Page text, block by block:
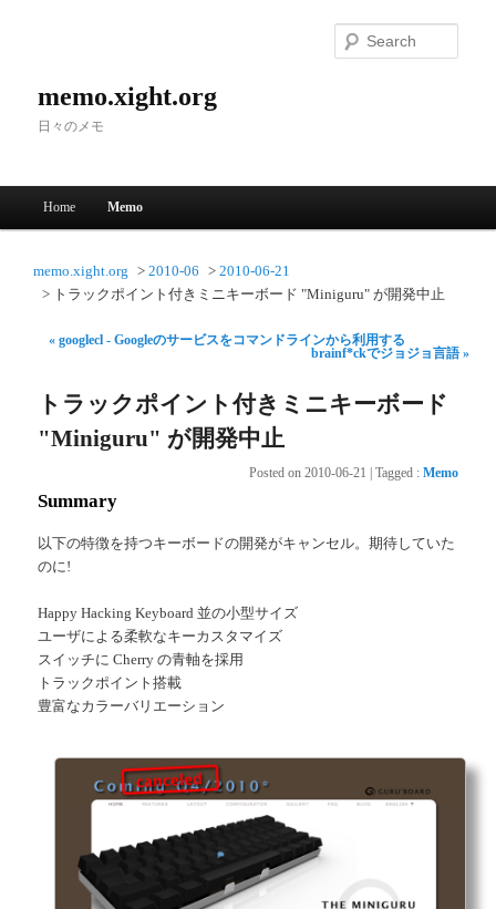
memo.xight.org
日々のメモ
Skip to primary content
Skip to secondary content
Home Memo
memo.xight.org 2010-06
2010-06-21
トラックポイント付きミニキーボード "Miniguru" が開発中止
« googlecl - Googleのサービスをコマンドラインから利用する
brainf*ckでジョジョ言語 »
トラックポイント付きミニキーボード
"Miniguru" が開発中止
Posted on 2010-06-21 Tagged : Memo
Summary
以下の特徴を持つキーボードの開発がキャンセル。期待していた
のに!
Happy Hacking Keyboard 並の小型サイズ
ユーザによる柔軟なキーカスタマイズ
スイッチに Cherry の青軸を採用
トラックポイント搭載
豊富なカラーバリエーション